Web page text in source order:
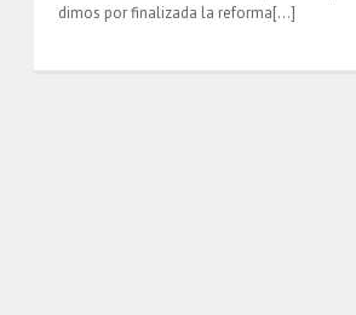
dimos por finalizada la reforma[…]